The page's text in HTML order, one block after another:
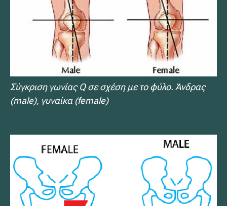
Σύγκριση γωνίας Q σε σχέση με το φύλο. Άνδρας
(male), γυναίκα (female)